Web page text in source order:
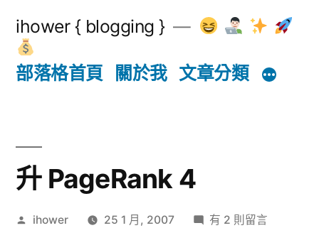
ihower { blogging }
部落格首頁 關於我 文章分類
升 PageRank 4
作
ihower 25 1 月, 2007
在
有 2 則留言